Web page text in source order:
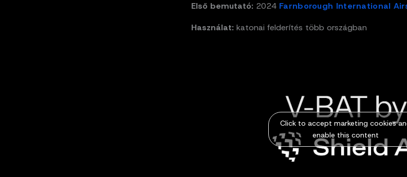
Első bemutató: 2024 Farnborough International
Használat: katonai felderítés több országban
Click to accept marketing cookies
enable this content